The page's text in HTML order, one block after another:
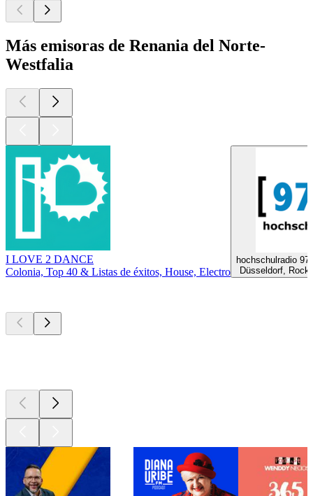
Más emisoras de Renania del Norte-
Westfalia
I LOVE 2 DANCE
Colonia, Top 40 & Listas de éxitos, House, Electro
hochschulradio
Düsseldorf,